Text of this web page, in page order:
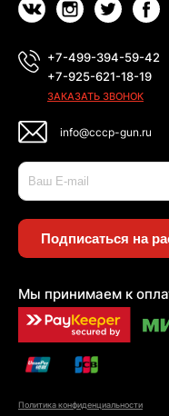
+7-499-394-59-42
+7-925-621-18-19
ЗАКАЗАТЬ ЗВОНОК
info@cccp-gun.ru
Подписаться на
Мы принимаем к
Политика конфиденциальности